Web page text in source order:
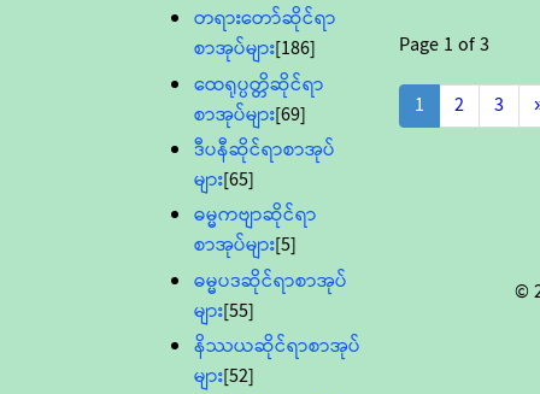
တရားတော်ဆိုင်ရာ
စာအုပ်များ[186]
ထေရုပ္ပတ္တိဆိုင်ရာ
စာအုပ်များ[69]
ဒီပနီဆိုင်ရာစာအုပ်
များ[65]
ဓမ္မကဗျာဆိုင်ရာ
စာအုပ်များ[5]
ဓမ္မပဒဆိုင်ရာစာအုပ်
များ[55]
နိဿယဆိုင်ရာစာအုပ်
များ[52]
Page1 of3
1
2 3
©